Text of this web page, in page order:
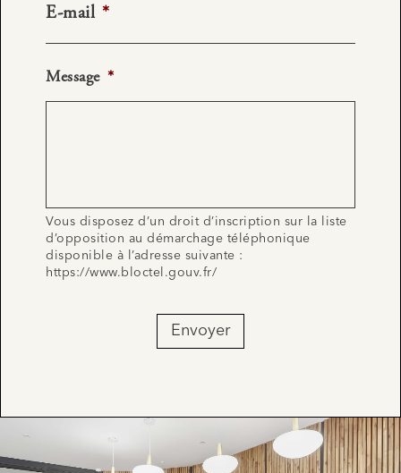
E-mail *
Message *
Vous disposez d’un droit d’inscription sur la liste
d’opposition au démarchage téléphonique
disponible à l’adresse suivante :
https://www.bloctel.gouv.fr/
Envoyer